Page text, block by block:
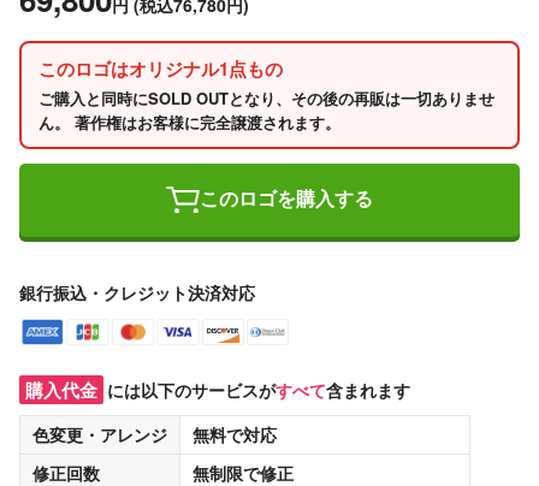
このロゴはオリジナル1点もの
ご購入と同時にSOLD OUTとなり、その後の再販は一切ありませ
ん。 著作権はお客様に完全譲渡されます。
このロゴを購入する
銀行振込・クレジット決済対応
購入代金 には以下のサービスがすべて含まれます
色変更・アレンジ
無料で対応
修正回数
無制限で修正